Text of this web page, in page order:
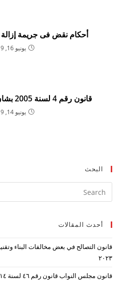
أحكام نقض فى جريمة إزالة
يونيو 16, 2019
قانون رقم 4 لسنة 2005 بشان سن حضانة الصغير
يونيو 14, 2019
البحث
أحدث المقالات
۲۰۲۳
قانون مجلس النواب قانون رقم ٤٦ لسنة ٢٠١٤